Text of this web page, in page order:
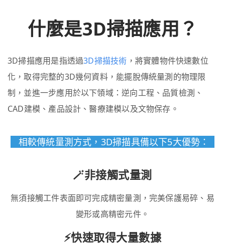
什麼是3D掃描應用？
3D掃描應用是指透過3D掃描技術 ，將實體物件快速數位
化，取得完整的3D幾何資料，能擺脫傳統量測的物理限
制，並進一步應用於以下領域：逆向工程、品質檢測、
CAD建模、產品設計、醫療建模以及文物保存。
相較傳統量測方式，3D掃描具備以下5大優勢：
🪄非接觸式量測
無須接觸工件表面即可完成精密量測，完美保護易碎、易
變形或高精密元件。
⚡快速取得大量數據